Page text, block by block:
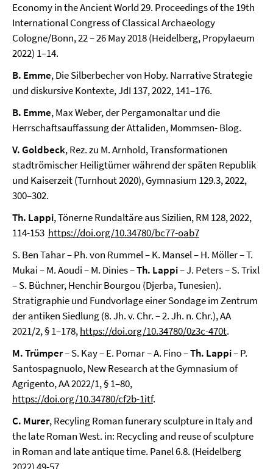
Economy in the Ancient World 29. Proceedings of the 19th
International Congress of Classical Archaeology
Cologne/Bonn, 22 – 26 May 2018 (Heidelberg, Propylaeum
2022) 1–14.
B. Emme, Die Silberbecher von Hoby. Narrative Strategie
und diskursive Kontexte, JdI 137, 2022, 141–176.
B. Emme, Max Weber, der Pergamonaltar und die
Herrschaftsauffassung der Attaliden, Mommsen- Blog.
V. Goldbeck, Rez. zu M. Arnhold, Transformationen
stadtrömischer Heiligtümer während der späten Republik
und Kaiserzeit (Turnhout 2020), Gymnasium 129.3, 2022,
300–302.
Th. Lappi, Tönerne Rundaltäre aus Sizilien, RM 128, 2022,
114-153 https://doi.org/10.34780/bc77-oab7
S. Ben Tahar – Ph. von Rummel – K. Mansel – H. Möller – T.
Mukai – M. Aoudi – M. Dinies –Th. Lappi– J. Peters – S. Trixl
– S. Büchner, Henchir Bourgou (Djerba, Tunesien).
Stratigraphie und Fundvorlage einer Sondage im Zentrum
der antiken Siedlung (8. Jh. v. Chr. – 2. Jh. n. Chr.), AA
2021/2, § 1–178,https://doi.org/10.34780/0z3c-470t.
M. Trümper– S. Kay – E. Pomar – A. Fino –Th. Lappi– P.
Santospagnuolo, New Research at the Gymnasium of
Agrigento, AA 2022/1, § 1–80,
https://doi.org/10.34780/cf2b-1itf.
C. Murer, Recyling Roman funerary sculpture in Italy and
the late Roman West. in: Recycling and reuse of sculpture
in Roman and late antique time. Panel 6.8. (Heidelberg